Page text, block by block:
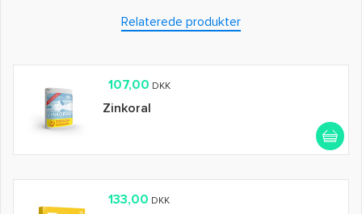
Relaterede produkter
107,00 DKK
Zinkoral
133,00 DKK